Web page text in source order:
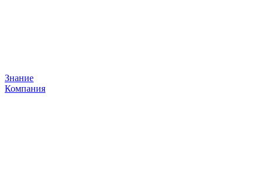
Знание
Компания